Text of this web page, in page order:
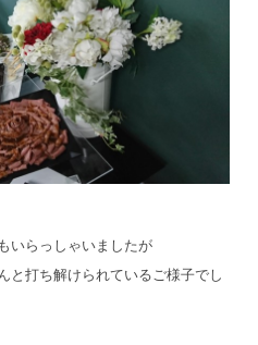
いらっしゃいましたが
と打ち解けられているご様子でし